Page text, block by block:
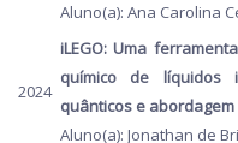
Aluno(a): Ana Carolina
2024
iLEGO: Uma
químico de líquidos
quânticos e abordagem
Aluno(a): Jonathan de